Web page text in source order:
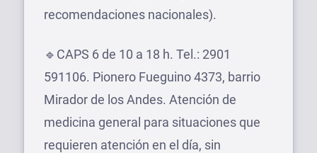
recomendaciones nacionales).
🔹CAPS 6 de 10 a 18 h. Tel.: 2901
591106. Pionero Fueguino 4373, barrio
Mirador de los Andes. Atención de
medicina general para situaciones que
requieren atención en el día, sin